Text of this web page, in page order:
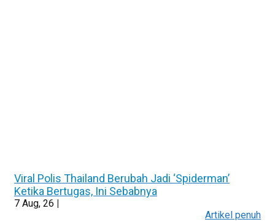
Viral Polis Thailand Berubah Jadi ‘Spiderman’
Ketika Bertugas, Ini Sebabnya
7 Aug, 26
Artikel penuh